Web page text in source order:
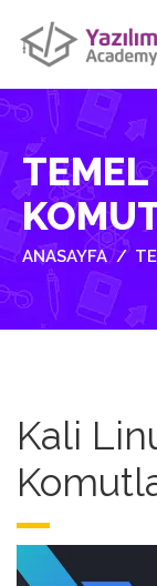
ANASAYFA
Kali